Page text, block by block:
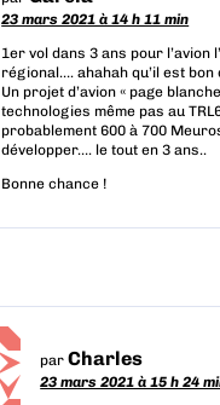
23 mars 2021 à 14 h 11 min
1er vol dans 3 ans pour l’avion
régional…. ahahah qu’il est
Un projet d’avion « page
technologies même pas au
probablement 600 à 700
développer…. le tout en 3 ans..
Bonne chance !
parCharles
23 mars 2021 à 15 h 24